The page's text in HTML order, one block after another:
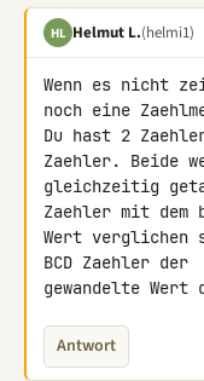
HL Helmut L.(helmi1)
Wenn es nicht
noch eine
Du hast 2
Zaehler. Beide
gleichzeitig
Zaehler mit dem
Wert verglichen
BCD Zaehler der
gewandelte Wert
Antwort